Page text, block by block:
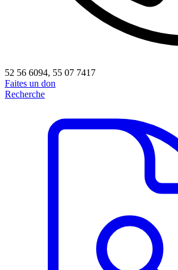
52 56 6094, 55 07 7417
Faites un don
Recherche